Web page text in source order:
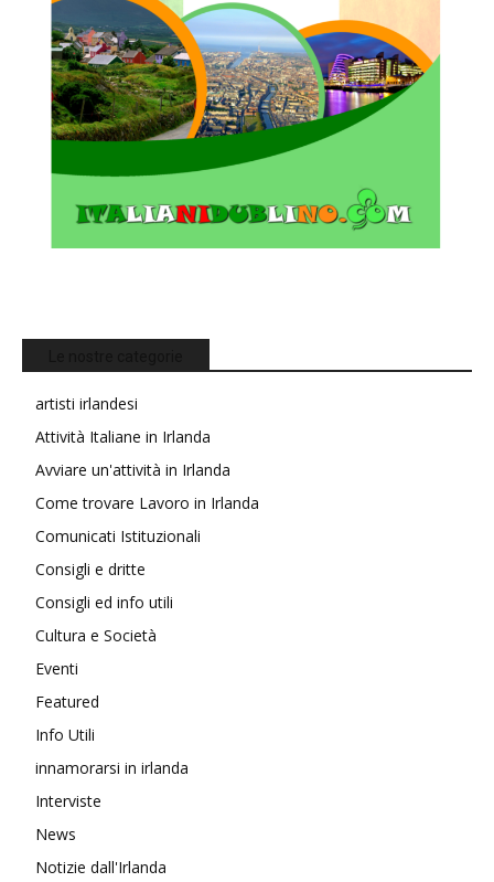
artisti irlandesi
Attività Italiane in Irlanda
Avviare un'attività in Irlanda
Come trovare Lavoro in Irlanda
Comunicati Istituzionali
Consigli e dritte
Consigli ed info utili
Cultura e Società
Eventi
Featured
Info Utili
innamorarsi in irlanda
Interviste
News
Notizie dall'Irlanda